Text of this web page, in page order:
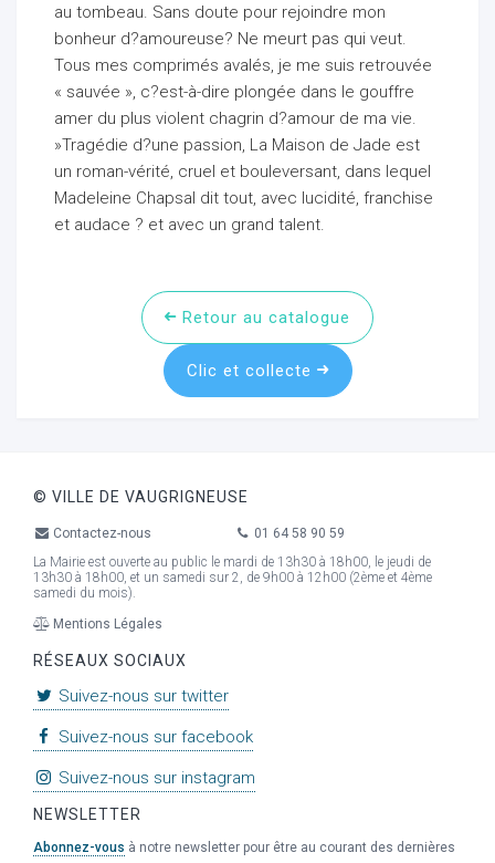
au tombeau. Sans doute pour rejoindre mon
bonheur d?amoureuse? Ne meurt pas qui veut.
Tous mes comprimés avalés, je me suis retrouvée
« sauvée », c?est-à-dire plongée dans le gouffre
amer du plus violent chagrin d?amour de ma vie.
»Tragédie d?une passion, La Maison de Jade est
un roman-vérité, cruel et bouleversant, dans lequel
Madeleine Chapsal dit tout, avec lucidité, franchise
et audace ? et avec un grand talent.
Retour au catalogue
Clic et collecte
© VILLE DE VAUGRIGNEUSE
Contactez-nous
01 64 58 90 59
La Mairie est ouverte au public le mardi de 13h30 à 18h00, le jeudi de
13h30 à 18h00, et un samedi sur 2, de 9h00 à 12h00 (2ème et 4ème
samedi du mois).
Mentions Légales
RÉSEAUX SOCIAUX
Suivez-nous sur twitter
Suivez-nous sur facebook
Suivez-nous sur instagram
NEWSLETTER
Abonnez-vous à notre newsletter pour être au courant des dernières